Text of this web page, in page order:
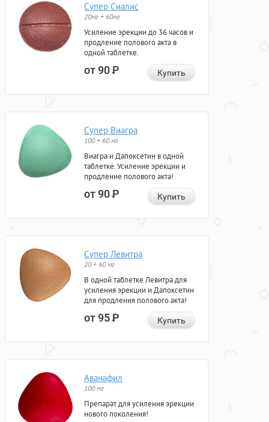
Супер Сиалис
20мг + 60мг
Усиление эрекции до 36 часов и
продление полового акта в
одной таблетке.
от 90Р Купить
Супер Виагра
100 + 60 мг
Виагра и Дапоксетин в одной
таблетке. Усиление эрекции и
продление полового акта!
от 90Р Купить
Супер Левитра
20 + 60 мг
В одной таблетке Левитра для
усиления эрекции и Дапоксетин
для продления полового акта!
от 95Р Купить
Аванафил
100 мг
Препарат для усиления эрекции
нового поколения!